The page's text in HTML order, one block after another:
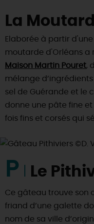
La
Elaborée à partir
moutarde d'Orléans a
Maison Martin Pouret,
mélange
sel de Guérande et le
donne une pâte fine
fois fins et corsés qui
P Le
Ce gâteau trouve son
friand d’une galette
nom de sa ville